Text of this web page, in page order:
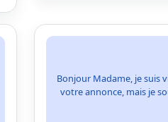
Bonjour Madame, je suis
votre annonce, mais je